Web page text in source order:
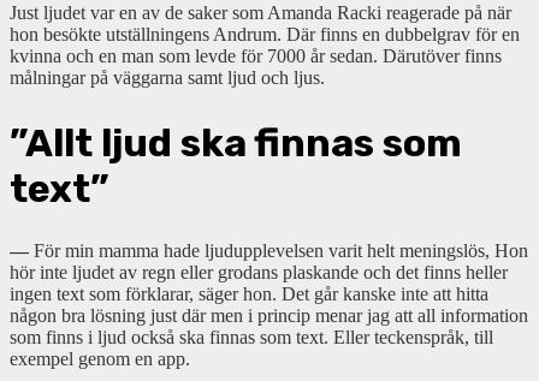
Just ljudet var en av de saker som Amanda Racki reagerade på när
hon besökte utställningens Andrum. Där finns en dubbelgrav för en
kvinna och en man som levde för 7000 år sedan. Därutöver finns
målningar på väggarna samt ljud och ljus.
”Allt ljud ska finnas som
text”
— För min mamma hade ljudupplevelsen varit helt meningslös, Hon
hör inte ljudet av regn eller grodans plaskande och det finns heller
ingen text som förklarar, säger hon. Det går kanske inte att hitta
någon bra lösning just där men i princip menar jag att all information
som finns i ljud också ska finnas som text. Eller teckenspråk, till
exempel genom en app.